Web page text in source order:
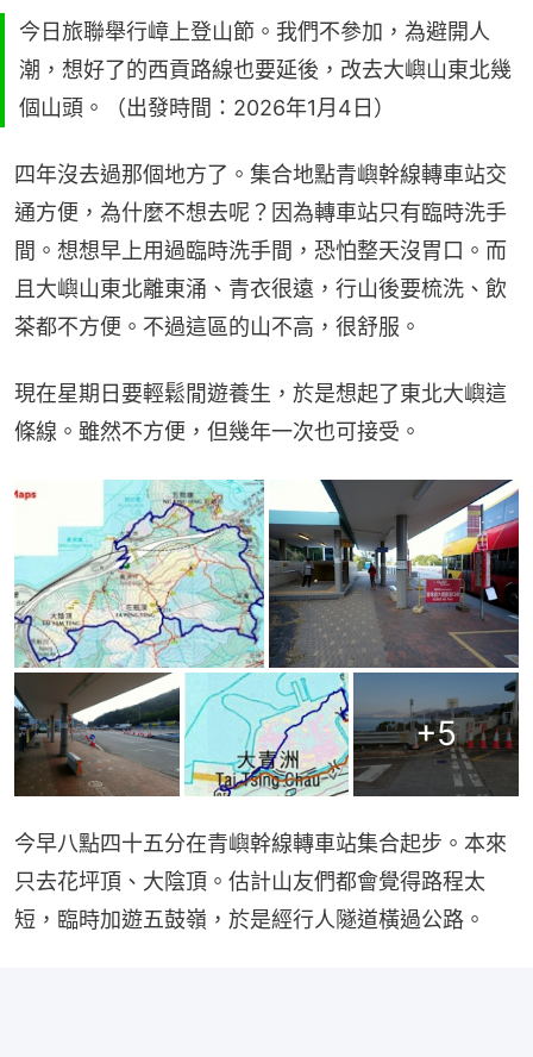
今日旅聯舉行嶂上登山節。我們不參加，為避開人
潮，想好了的西貢路線也要延後，改去大嶼山東北幾
個山頭。（出發時間：2026年1月4日）
四年沒去過那個地方了。集合地點青嶼幹線轉車站交
通方便，為什麼不想去呢？因為轉車站只有臨時洗手
間。想想早上用過臨時洗手間，恐怕整天沒胃口。而
且大嶼山東北離東涌、青衣很遠，行山後要梳洗、飲
茶都不方便。不過這區的山不高，很舒服。
現在星期日要輕鬆閒遊養生，於是想起了東北大嶼這
條線。雖然不方便，但幾年一次也可接受。
+5
今早八點四十五分在青嶼幹線轉車站集合起步。本來
只去花坪頂、大陰頂。估計山友們都會覺得路程太
短，臨時加遊五鼓嶺，於是經行人隧道橫過公路。